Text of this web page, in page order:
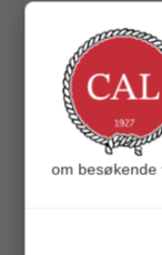
om besøkende